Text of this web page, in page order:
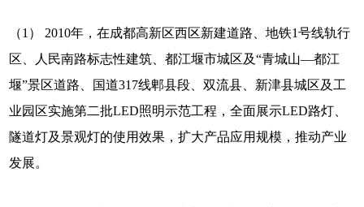
（1） 2010年，在成都高新区西区新建道路、地铁1号线轨行
区、人民南路标志性建筑、都江堰市城区及“青城山—都江
堰”景区道路、国道317线郫县段、双流县、新津县城区及工
业园区实施第二批LED照明示范工程，全面展示LED路灯、
隧道灯及景观灯的使用效果，扩大产品应用规模，推动产业
发展。